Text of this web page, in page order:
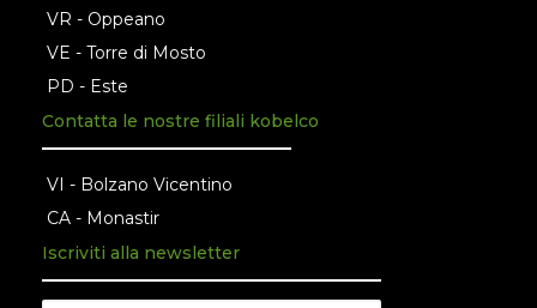
VR - Oppeano
VE - Torre di Mosto
PD - Este
Contatta le nostre filiali kobelco
VI - Bolzano Vicentino
CA - Monastir
Iscriviti alla newsletter